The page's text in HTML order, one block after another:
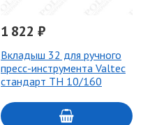
1 822 ₽
Вкладыш 32 для ручного
пресс-инструмента Valtec
стандарт ТН 10/160